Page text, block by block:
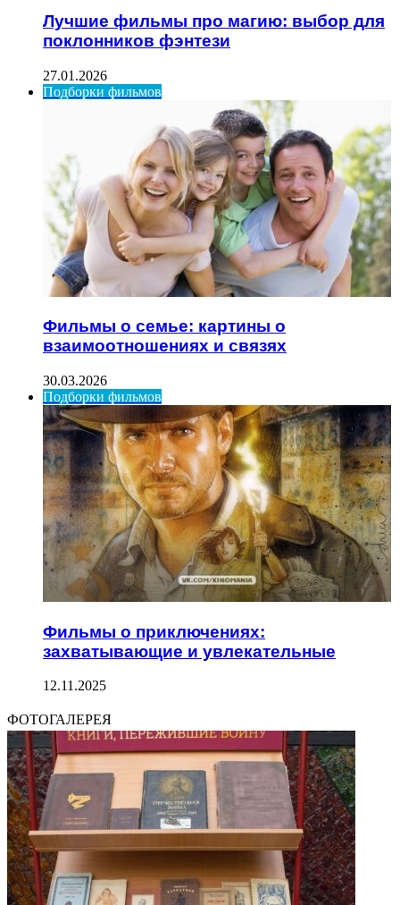
Лучшие фильмы про магию: выбор для
поклонников фэнтези
27.01.2026
Подборки фильмов
Фильмы о семье: картины о
взаимоотношениях и связях
30.03.2026
Подборки фильмов
Фильмы о приключениях:
захватывающие и увлекательные
12.11.2025
ФОТОГАЛЕРЕЯ